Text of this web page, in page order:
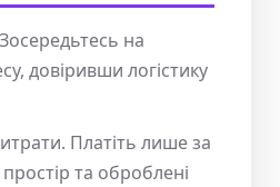
на
довіривши логістику
Платіть лише за
та оброблені